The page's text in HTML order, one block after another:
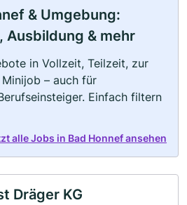
& Umgebung:
Ausbildung & mehr
in Vollzeit, Teilzeit, zur
– auch für
Einfach filtern
alle Jobs in Bad Honnef ansehen
Dräger KG